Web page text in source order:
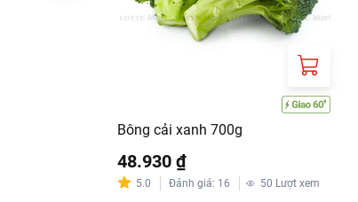
Bông cải xanh 700g
48.930 ₫
5.0 Đánh giá: 16 50 Lượt xem